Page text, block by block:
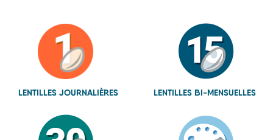
LENTILLES JOURNALIÈRES LENTILLES BI-MENSUELLES